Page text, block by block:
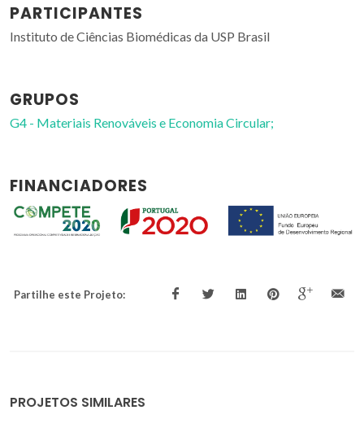
PARTICIPANTES
Instituto de Ciências Biomédicas da USP Brasil
GRUPOS
G4 - Materiais Renováveis e Economia Circular;
FINANCIADORES
Partilhe este Projeto:
PROJETOS SIMILARES